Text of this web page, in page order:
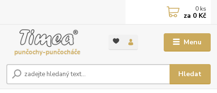
Menu
Hledat
0 ks
za 0 Kč